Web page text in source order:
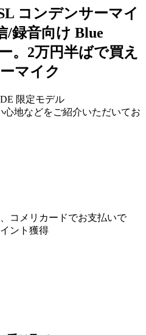
コンデンサーマイ
/録音向け Blue
。2万円半ばで買え
マイク
限定モデル
心地などをご紹介いただいてお
コメリカードでお支払いで
ント獲得